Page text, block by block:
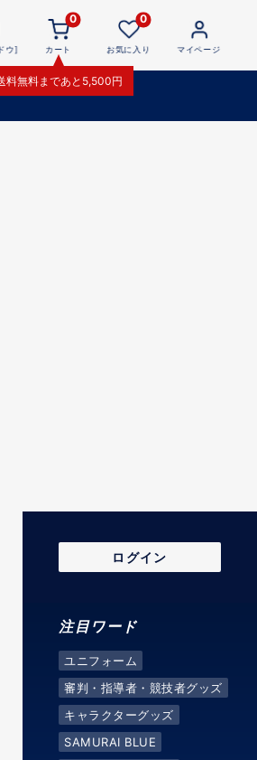
ウ]
0
カート
料無料まであと 5,500円
0
お気に入り マイページ
ログイン
注目ワード
ユニフォーム
審判・指導者・競技者グッズ
キャラクターグッズ
SAMURAI BLUE